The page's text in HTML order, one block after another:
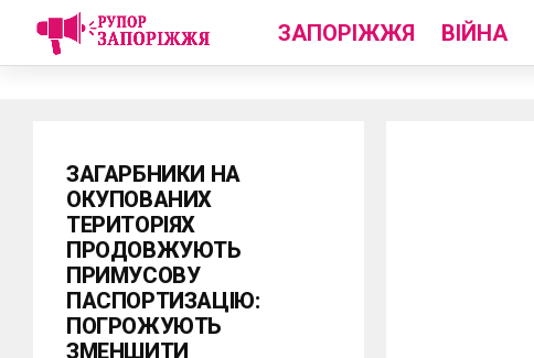
ЗАПОРІЖЖЯ ВІЙНА
ЗАГАРБНИКИ НА
ОКУПОВАНИХ
ТЕРИТОРІЯХ
ПРОДОВЖУЮТЬ
ПРИМУСОВУ
ПАСПОРТИЗАЦІЮ:
ПОГРОЖУЮТЬ
ЗМЕНШИТИ